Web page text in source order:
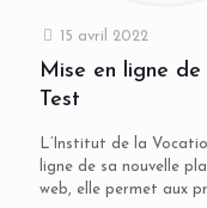
15 avril 2022
Mise en ligne
Test
L’Institut de la
ligne de sa nouvelle
web, elle permet aux